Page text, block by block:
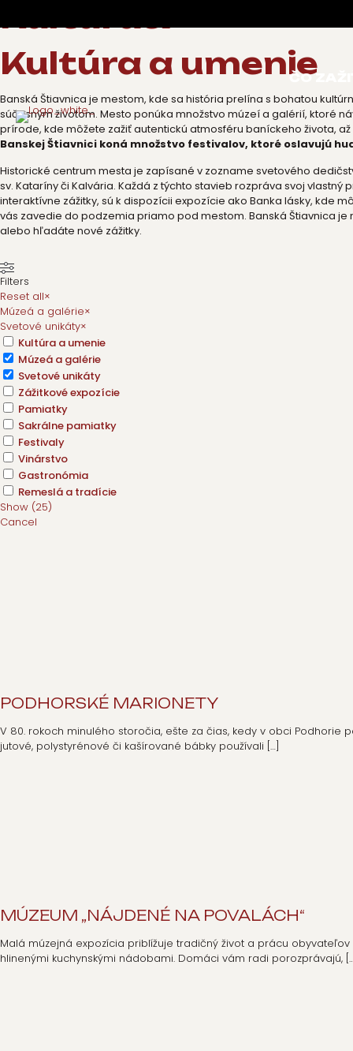
ČO
Kultúra a umenie
Banská Štiavnica je mestom, kde sa história prelína s bohatou
súčasným životom. Mesto ponúka množstvo múzeí a galérií, ktoré
prírode, kde môžete zažiť autentickú atmosféru baníckeho života,
Banskej Štiavnici koná množstvo festivalov, ktoré oslavujú
Historické centrum mesta je zapísané v zozname svetového
sv. Kataríny či Kalvária. Každá z týchto stavieb rozpráva svoj
interaktívne zážitky, sú k dispozícii expozície ako Banka lásky, kde
vás zavedie do podzemia priamo pod mestom. Banská Štiavnica
alebo hľadáte nové zážitky.
Filters
Reset all×
Múzeá a galérie×
Svetové unikáty×
Kultúra a umenie
Múzeá a galérie
Svetové unikáty
Zážitkové expozície
Pamiatky
Sakrálne pamiatky
Festivaly
Vinárstvo
Gastronómia
Remeslá a tradície
Show (25)
Cancel
PODHORSKÉ MARIONETY
V 80. rokoch minulého storočia, ešte za čias, kedy v obci Podhorie
jutové, polystyrénové či kašírované bábky používali […]
MÚZEUM „NÁJDENÉ NA POVALÁCH“
Malá múzejná expozícia priblížuje tradičný život a prácu
hlinenými kuchynskými nádobami. Domáci vám radi porozprávajú,